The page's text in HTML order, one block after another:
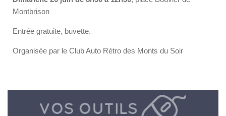
Montbrison
Entrée gratuite, buvette.
Organisée par le Club Auto Rétro des Monts du Soir